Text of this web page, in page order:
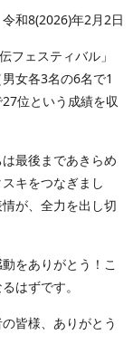
令和8(2026)年2月2日
フェスティバル」
女各3名の6名で1
位という成績を収
最後まであきらめ
キをつなぎまし
が、全力を出し切
をありがとう！こ
はずです。
皆様、ありがとう